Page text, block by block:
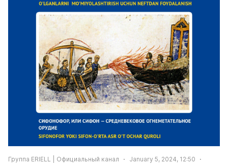
Группа ERIELL | Официальный канал January 5, 2024, 12:50